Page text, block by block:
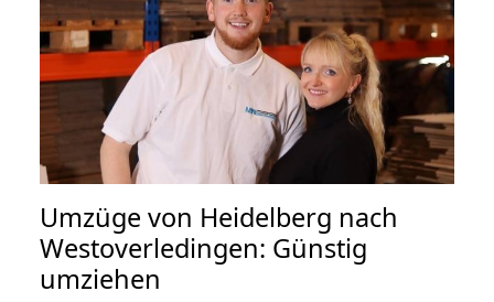
Umzüge von Heidelberg nach
Westoverledingen: Günstig
umziehen